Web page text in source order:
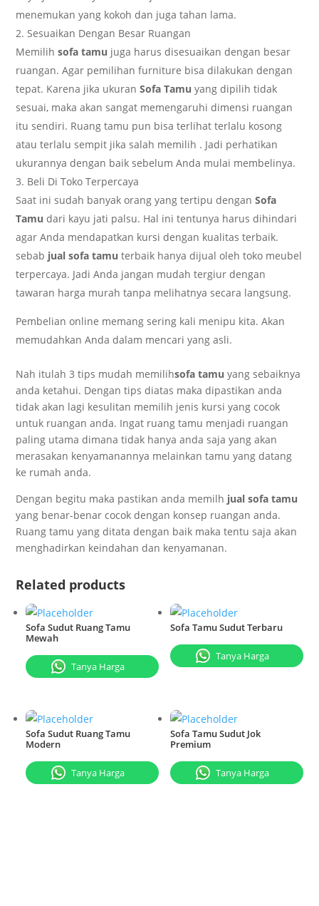
menemukanyang kokoh dan juga tahan lama.
Sesuaikan Dengan Besar Ruangan
Memilihsofa tamu juga harus disesuaikan dengan besar
ruangan. Agar pemilihan furniture bisa dilakukan dengan
tepat. Karena jika ukuranSofa Tamu yang dipilih tidak
sesuai, maka akan sangat memengaruhi dimensi ruangan
itu sendiri. Ruang tamu pun bisa terlihat terlalu kosong
atau terlalu sempit jika salah memilih . Jadi perhatikan
ukurannya dengan baik sebelum Anda mulai membelinya.
Beli Di Toko Terpercaya
Saat ini sudah banyak orang yang tertipu denganSofa
Tamudari kayu jati palsu. Hal ini tentunya harus dihindari
agar Anda mendapatkan kursi dengan kualitas terbaik.
sebab jual sofa tamu terbaik hanya dijual oleh toko meubel
terpercaya. Jadi Anda jangan mudah tergiur dengan
tawaran harga murah tanpa melihatnya secara langsung.
Pembelian online memang sering kali menipu kita. Akan
memudahkan Anda dalam mencari yang asli.
Nah itulah 3 tips mudah memilihsofa tamu yang sebaiknya
anda ketahui. Dengan tips diatas maka dipastikan anda
tidak akan lagi kesulitan memilih jenis kursi yang cocok
untuk ruangan anda. Ingat ruang tamu menjadi ruangan
paling utama dimana tidak hanya anda saja yang akan
merasakan kenyamanannya melainkan tamu yang datang
ke rumah anda.
Dengan begitu maka pastikan anda memilh jual sofa tamu
yang benar-benar cocok dengan konsep ruangan anda.
Ruang tamu yang ditata dengan baik maka tentu saja akan
menghadirkan keindahan dan kenyamanan.
Related products
Sofa Sudut Ruang Tamu
Mewah
Tanya Harga
Sofa Tamu Sudut Terbaru
Tanya Harga
Sofa Sudut Ruang Tamu
Modern
Tanya Harga
Sofa Tamu Sudut Jok
Premium
Tanya Harga